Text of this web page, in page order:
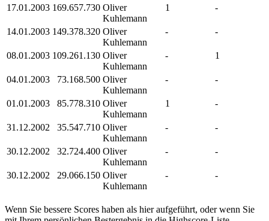
17.01.2003 169.657.730 Oliver
Kuhlemann
1 -
14.01.2003 149.378.320 Oliver
Kuhlemann
- -
08.01.2003 109.261.130 Oliver
Kuhlemann
- 1
04.01.2003 73.168.500 Oliver
Kuhlemann
- -
01.01.2003 85.778.310 Oliver
Kuhlemann
1 -
31.12.2002 35.547.710 Oliver
Kuhlemann
- -
30.12.2002 32.724.400 Oliver
Kuhlemann
- -
30.12.2002 29.066.150 Oliver
Kuhlemann
- -
Wenn Sie bessere Scores haben als hier aufgeführt, oder wenn Sie